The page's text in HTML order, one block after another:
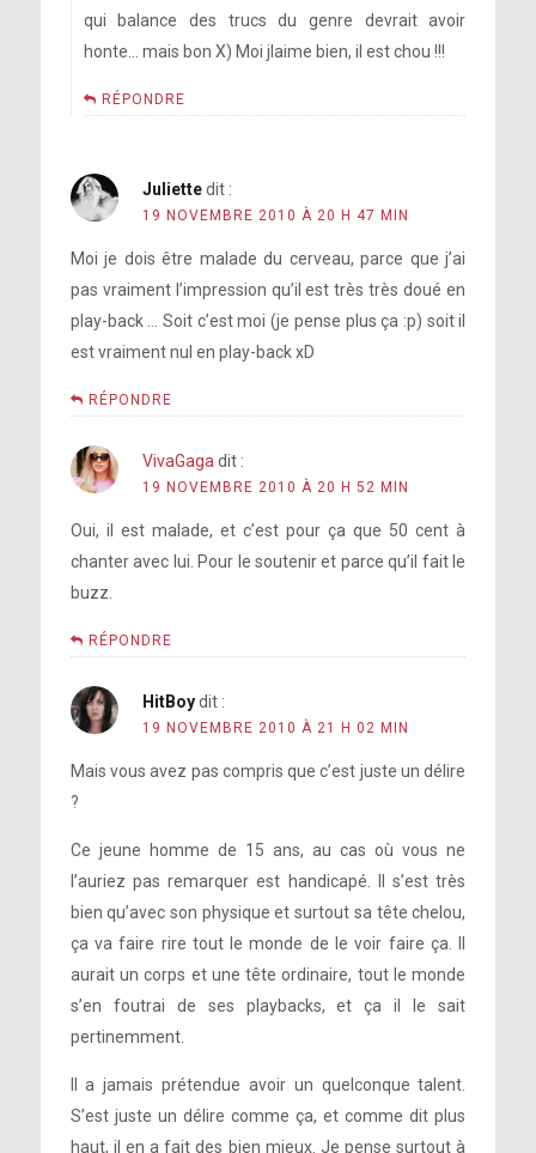
qui balance des trucs du genre devrait avoir
honte… mais bon X) Moi jlaime bien, il est chou !!!
RÉPONDRE
Juliette dit :
19 NOVEMBRE 2010 À 20 H 47 MIN
Moi je dois être malade du cerveau, parce que j’ai
pas vraiment l’impression qu’il est très très doué en
play-back … Soit c’est moi (je pense plus ça :p) soit il
est vraiment nul en play-back xD
RÉPONDRE
VivaGaga dit :
19 NOVEMBRE 2010 À 20 H 52 MIN
Oui, il est malade, et c’est pour ça que 50 cent à
chanter avec lui. Pour le soutenir et parce qu’il fait le
buzz.
RÉPONDRE
HitBoy dit :
19 NOVEMBRE 2010 À 21 H 02 MIN
Mais vous avez pas compris que c’est juste un délire
?
Ce jeune homme de 15 ans, au cas où vous ne
l’auriez pas remarquer est handicapé. Il s’est très
bien qu’avec son physique et surtout sa tête chelou,
ça va faire rire tout le monde de le voir faire ça. Il
aurait un corps et une tête ordinaire, tout le monde
s’en foutrai de ses playbacks, et ça il le sait
pertinemment.
Il a jamais prétendue avoir un quelconque talent.
S’est juste un délire comme ça, et comme dit plus
haut, il en a fait des bien mieux. Je pense surtout à